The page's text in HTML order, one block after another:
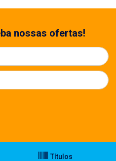
nossas ofertas!
Títulos